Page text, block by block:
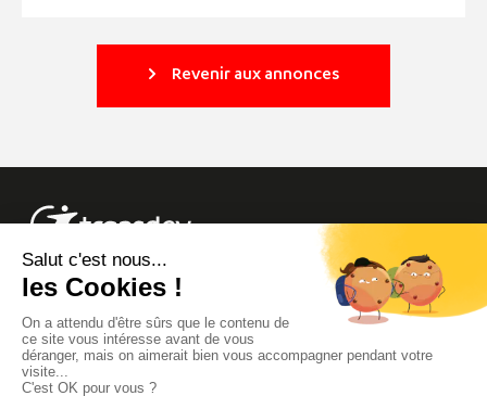
Revenir aux annonces
Bretagne
Transdev Live
Site Groupe
Mentions Légales